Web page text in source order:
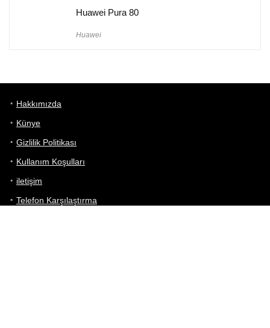
Huawei Pura 80
Huawei
Hakkımızda
Künye
Gizlilik Politikası
Kullanım Koşulları
iletişim
Telefon Karşılaştırma